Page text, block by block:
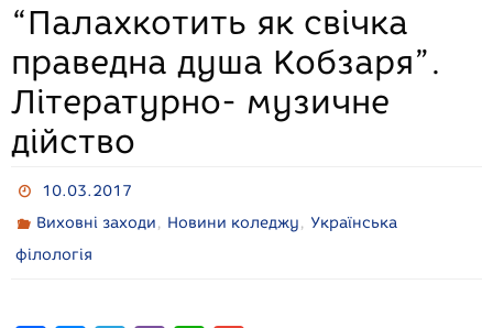
“Палахкотить як свічка
праведна душа Кобзаря”.
Літературно- музичне
дійство
10.03.2017
Виховні заходи, Новини коледжу, Українська
філологія